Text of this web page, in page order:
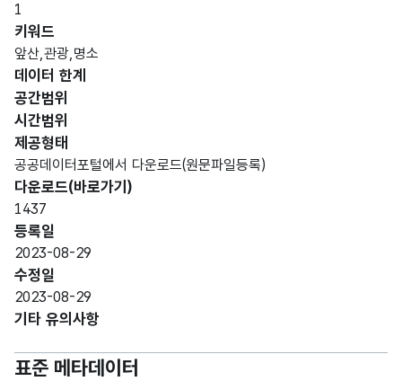
1
키워드
앞산,관광,명소
데이터 한계
공간범위
시간범위
제공형태
공공데이터포털에서 다운로드(원문파일등록)
다운로드(바로가기)
1437
등록일
2023-08-29
수정일
2023-08-29
기타 유의사항
표준 메타데이터